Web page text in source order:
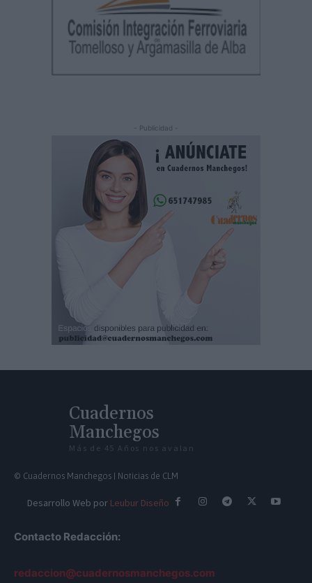
- Publicidad -
Cuadernos
Manchegos
Más de 45 Años nos avalan
© Cuadernos Manchegos | Noticias de CLM
Desarrollo Web por Leubur Diseño
Contacto Redacción:
redaccion@cuadernosmanchegos.com